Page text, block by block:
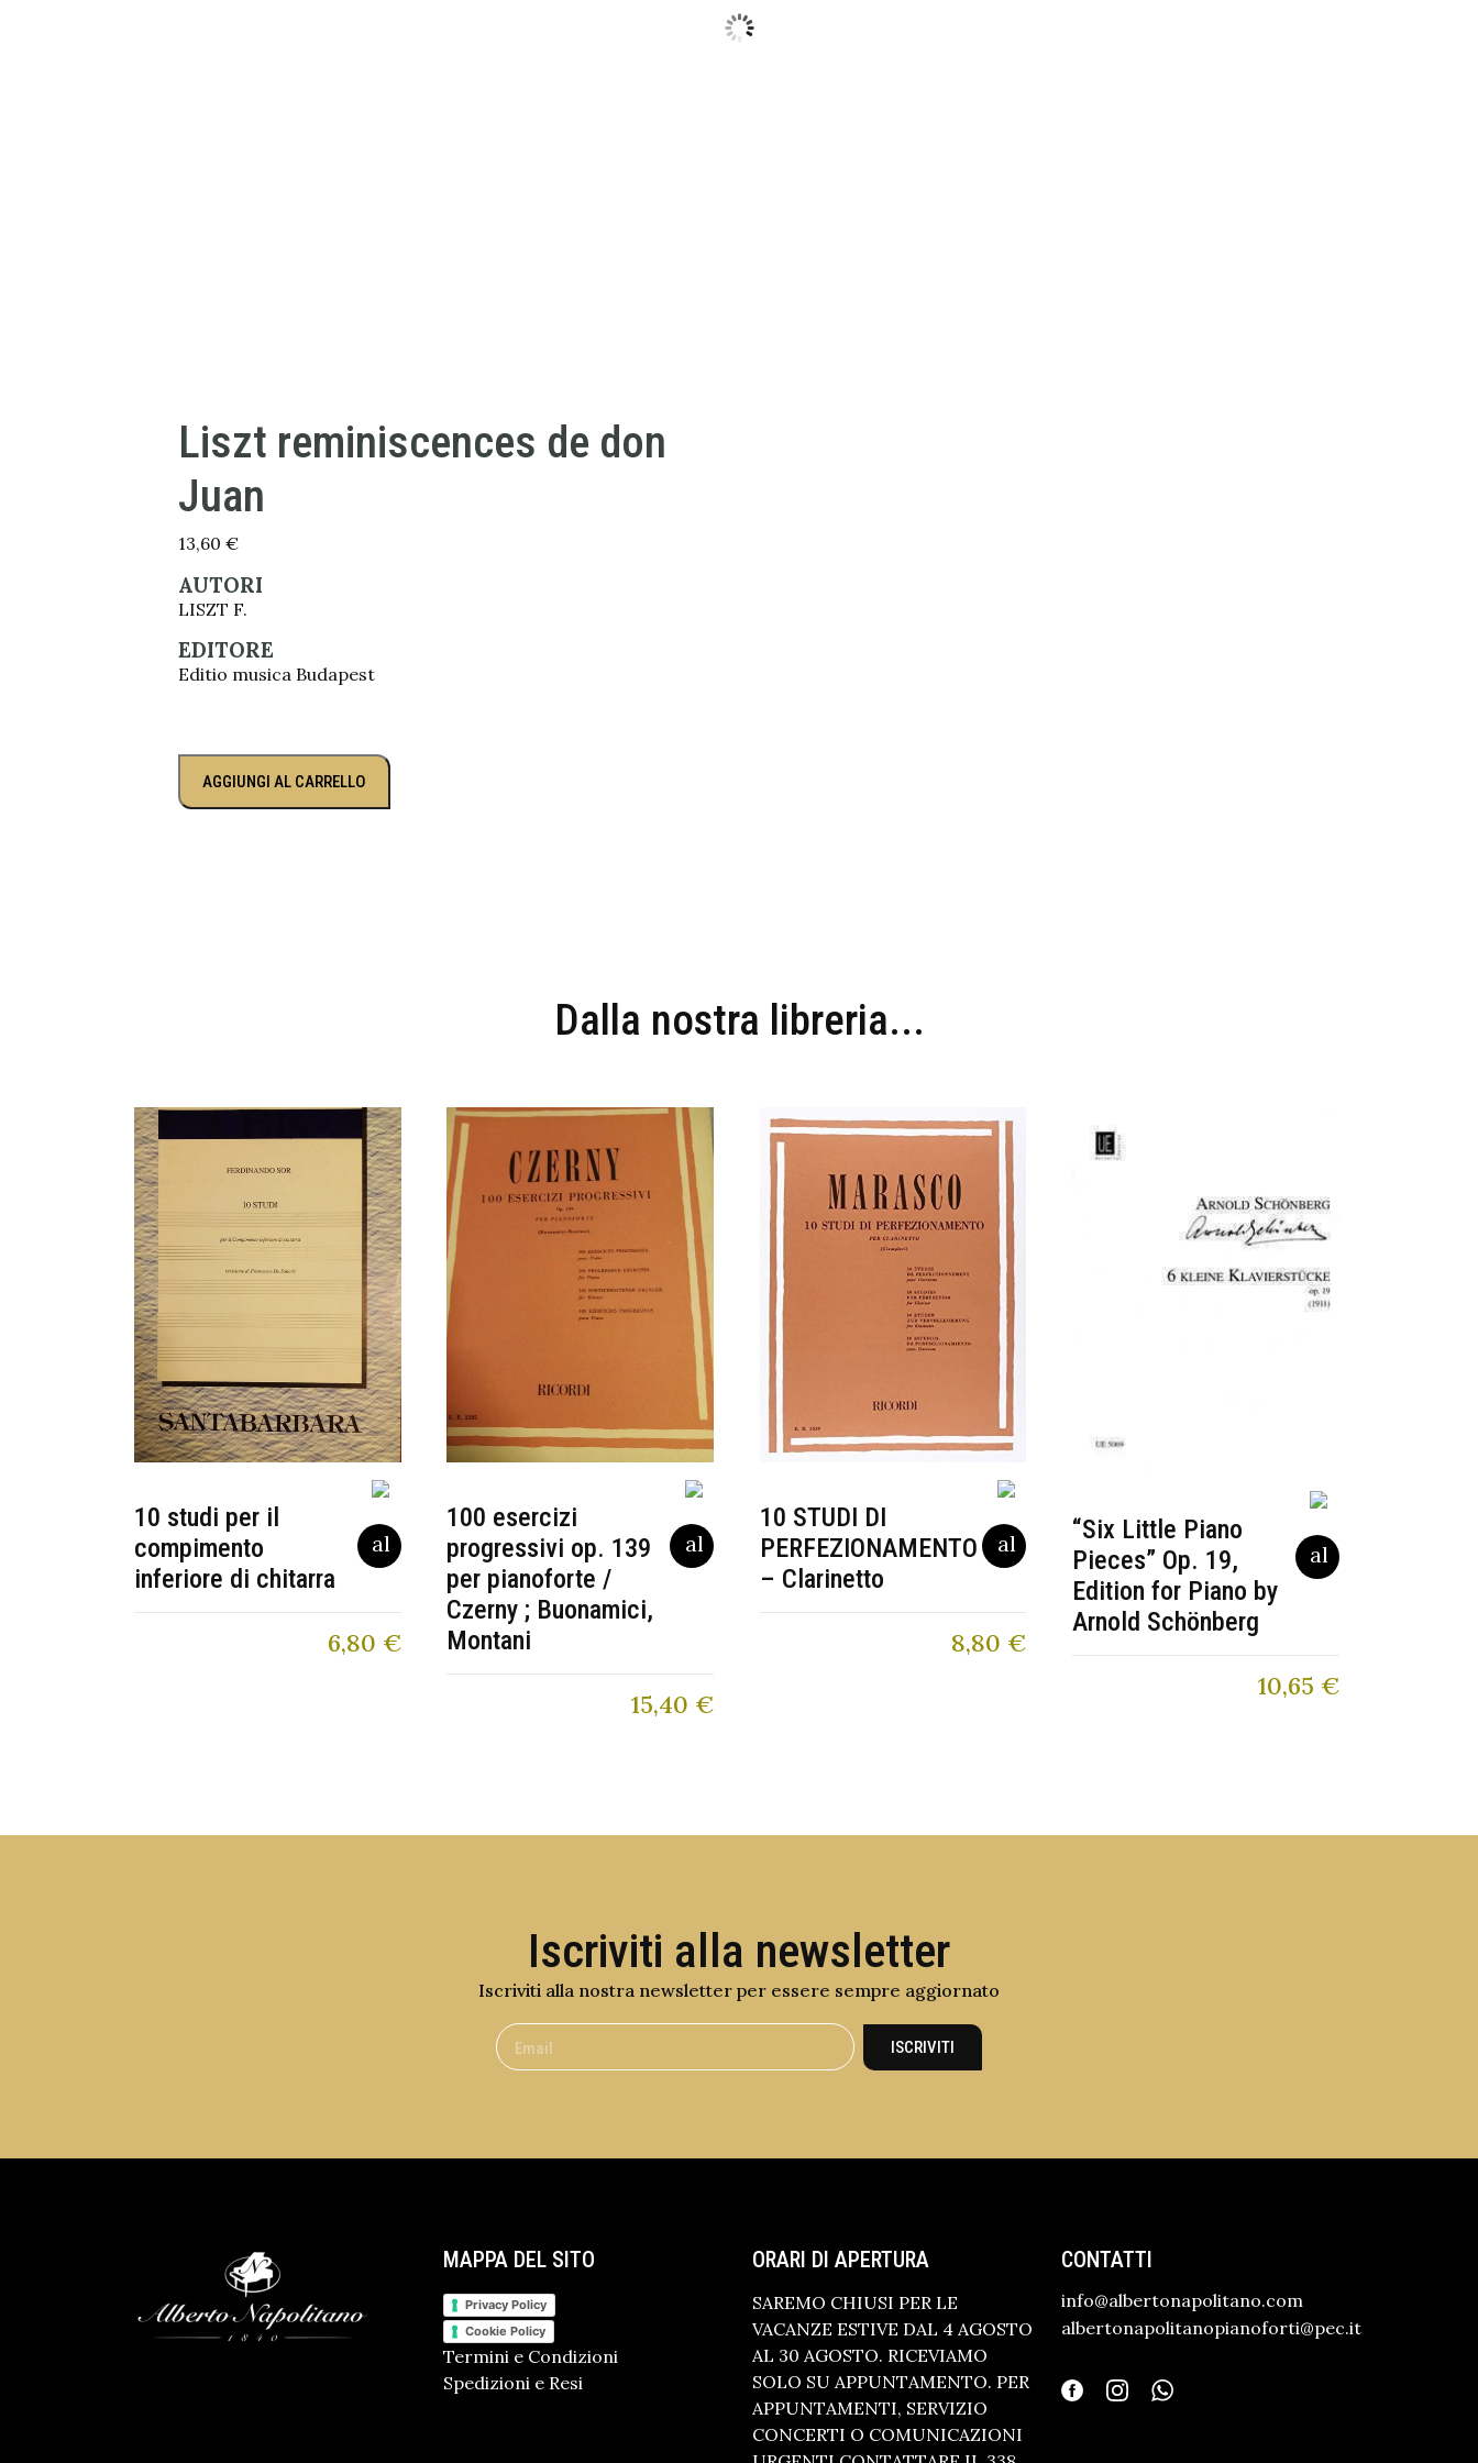
Liszt reminiscences de don
Juan
13,60 €
AUTORI
LISZT F.
EDITORE
Editio musica Budapest
AGGIUNGI AL CARRELLO
Dalla nostra libreria...
10 studi per il
compimento
inferiore di chitarra
6,80 €
100 esercizi
progressivi op. 139
per pianoforte /
Czerny ; Buonamici,
Montani
15,40 €
10 STUDI DI
PERFEZIONAMENTO
– Clarinetto
8,80 €
“Six Little Piano
Pieces” Op. 19,
Edition for Piano by
Arnold Schönberg
10,65 €
Iscriviti alla newsletter
Iscriviti alla nostra newsletter per essere sempre aggiornato
ISCRIVITI
MAPPA DEL SITO
Privacy Policy
Cookie Policy
Termini e Condizioni
Spedizioni e Resi
ORARI DI APERTURA
SAREMO CHIUSI PER LE
VACANZE ESTIVE DAL 4 AGOSTO
AL 30 AGOSTO. RICEVIAMO
SOLO SU APPUNTAMENTO. PER
APPUNTAMENTI, SERVIZIO
CONCERTI O COMUNICAZIONI
CONTATTI
info@albertonapolitano.com
albertonapolitanopianoforti@pec.it